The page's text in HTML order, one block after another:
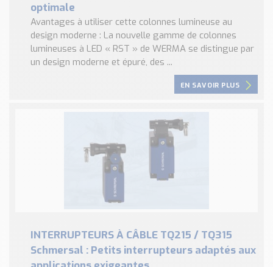
optimale
Avantages à utiliser cette colonnes lumineuse au
design moderne : La nouvelle gamme de colonnes
lumineuses à LED « RST » de WERMA se distingue par
un design moderne et épuré, des ...
EN SAVOIR PLUS
INTERRUPTEURS À CÂBLE TQ215 / TQ315
Schmersal : Petits interrupteurs adaptés aux